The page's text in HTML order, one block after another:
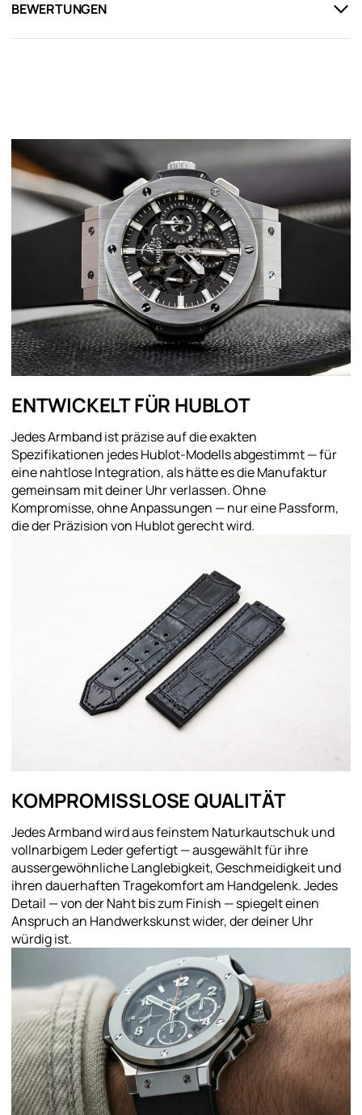
BEWERTUNGEN
ENTWICKELT FÜR HUBLOT
Jedes Armband ist präzise auf die exakten
Spezifikationen jedes Hublot-Modells abgestimmt — für
eine nahtlose Integration, als hätte es die Manufaktur
gemeinsam mit deiner Uhr verlassen. Ohne
Kompromisse, ohne Anpassungen — nur eine Passform,
die der Präzision von Hublot gerecht wird.
KOMPROMISSLOSE QUALITÄT
Jedes Armband wird aus feinstem Naturkautschuk und
vollnarbigem Leder gefertigt — ausgewählt für ihre
aussergewöhnliche Langlebigkeit, Geschmeidigkeit und
ihren dauerhaften Tragekomfort am Handgelenk. Jedes
Detail — von der Naht bis zum Finish — spiegelt einen
Anspruch an Handwerkskunst wider, der deiner Uhr
würdig ist.